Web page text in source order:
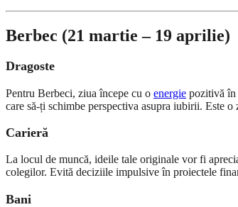
Berbec (21 martie – 19 aprilie)
Dragoste
Pentru Berbeci, ziua începe cu o energie pozitivă în
care să-ți schimbe perspectiva asupra iubirii. Este
Carieră
La locul de muncă, ideile tale originale vor fi
colegilor. Evită deciziile impulsive în proiectele
Bani